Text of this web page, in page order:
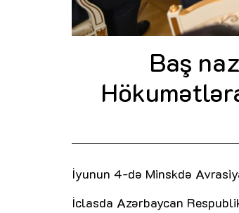
Baş
İyunun 4-də Minskdə
İclasda Azərbaycan